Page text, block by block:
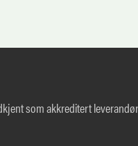
som akkreditert